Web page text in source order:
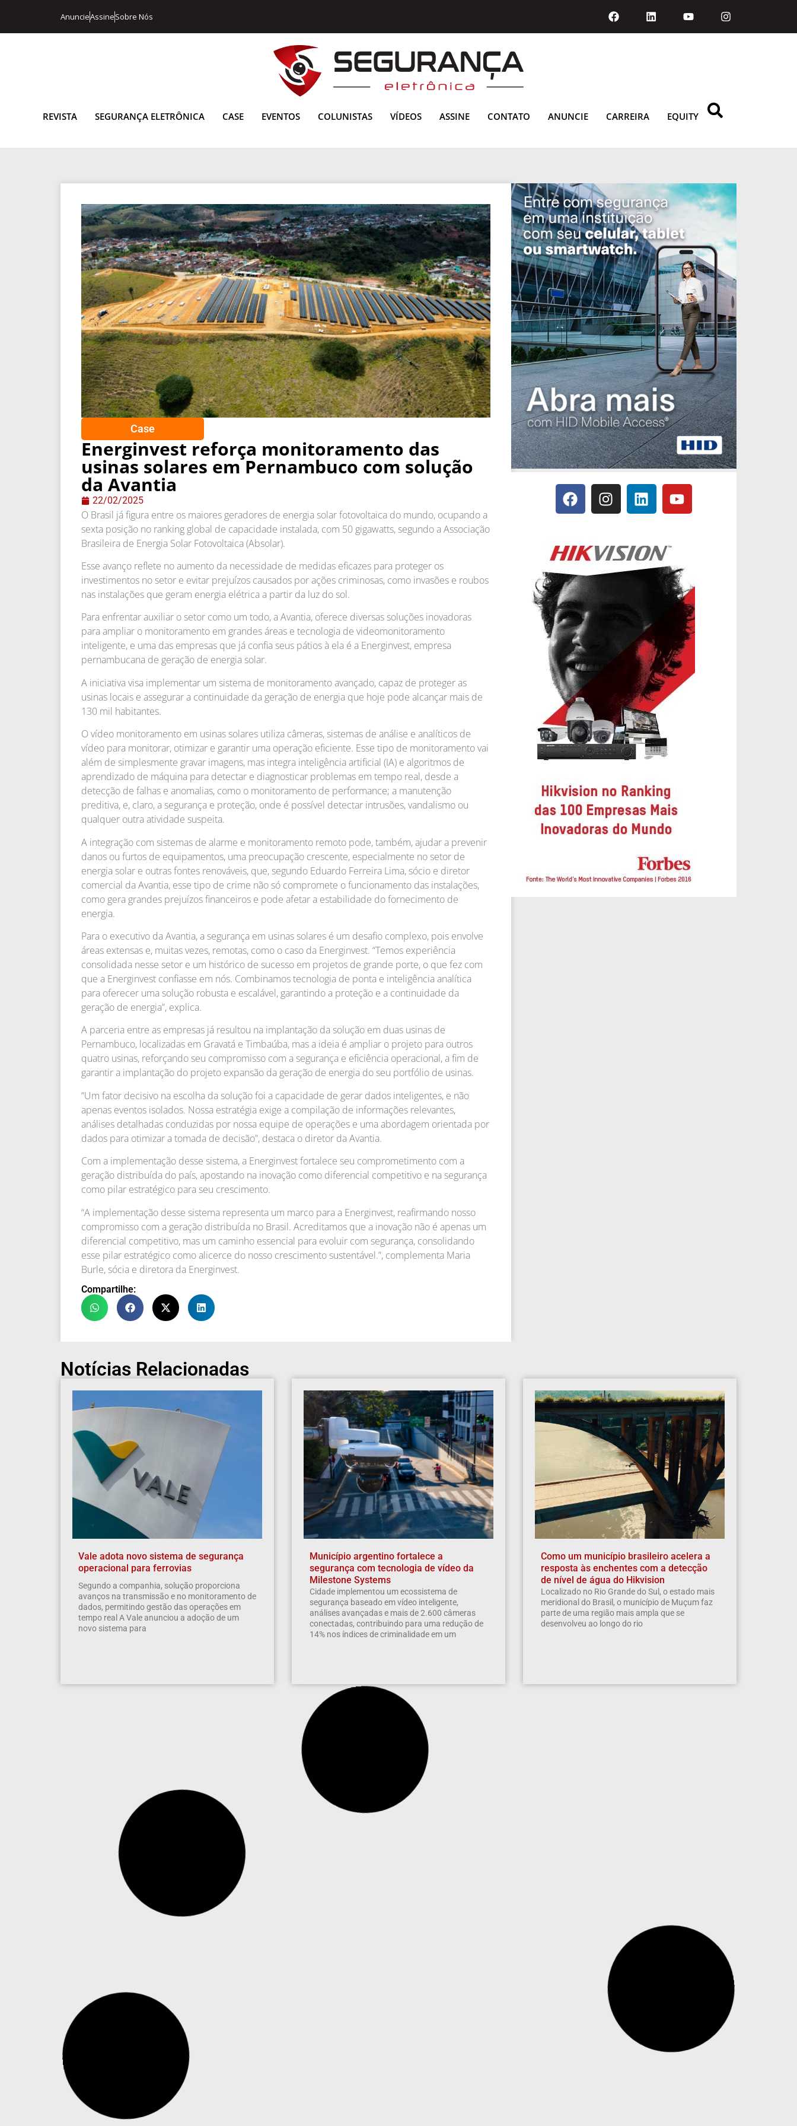
AnuncieAssineSobre Nós
REVISTA SEGURANÇA ELETRÔNICA CASE EVENTOS COLUNISTAS VÍDEOS ASSINE CONTATO ANUNCIE CARREIRA EQUITY
Case
Energinvest reforça monitoramento das
usinas solares em Pernambuco com solução
da Avantia
22/02/2025
O Brasil já figura entre os maiores geradores de energia solar fotovoltaica do mundo, ocupando a
sexta posição no ranking global de capacidade instalada, com 50 gigawatts, segundo a Associação
Brasileira de Energia Solar Fotovoltaica (Absolar).
Esse avanço reflete no aumento da necessidade de medidas eficazes para proteger os
investimentos no setor e evitar prejuízos causados por ações criminosas, como invasões e roubos
nas instalações que geram energia elétrica a partir da luz do sol.
Para enfrentar auxiliar o setor como um todo, a Avantia, oferece diversas soluções inovadoras
para ampliar o monitoramento em grandes áreas e tecnologia de videomonitoramento
inteligente, e uma das empresas que já confia seus pátios à ela é a Energinvest, empresa
pernambucana de geração de energia solar.
A iniciativa visa implementar um sistema de monitoramento avançado, capaz de proteger as
usinas locais e assegurar a continuidade da geração de energia que hoje pode alcançar mais de
130 mil habitantes.
O vídeo monitoramento em usinas solares utiliza câmeras, sistemas de análise e analíticos de
vídeo para monitorar, otimizar e garantir uma operação eficiente. Esse tipo de monitoramento vai
além de simplesmente gravar imagens, mas integra inteligência artificial (IA) e algoritmos de
aprendizado de máquina para detectar e diagnosticar problemas em tempo real, desde a
detecção de falhas e anomalias, como o monitoramento de performance; a manutenção
preditiva, e, claro, a segurança e proteção, onde é possível detectar intrusões, vandalismo ou
qualquer outra atividade suspeita.
A integração com sistemas de alarme e monitoramento remoto pode, também, ajudar a prevenir
danos ou furtos de equipamentos, uma preocupação crescente, especialmente no setor de
energia solar e outras fontes renováveis, que, segundo Eduardo Ferreira Lima, sócio e diretor
comercial da Avantia, esse tipo de crime não só compromete o funcionamento das instalações,
como gera grandes prejuízos financeiros e pode afetar a estabilidade do fornecimento de
energia.
Para o executivo da Avantia, a segurança em usinas solares é um desafio complexo, pois envolve
áreas extensas e, muitas vezes, remotas, como o caso da Energinvest. “Temos experiência
consolidada nesse setor e um histórico de sucesso em projetos de grande porte, o que fez com
que a Energinvest confiasse em nós. Combinamos tecnologia de ponta e inteligência analítica
para oferecer uma solução robusta e escalável, garantindo a proteção e a continuidade da
geração de energia”, explica.
A parceria entre as empresas já resultou na implantação da solução em duas usinas de
Pernambuco, localizadas em Gravatá e Timbaúba, mas a ideia é ampliar o projeto para outros
quatro usinas, reforçando seu compromisso com a segurança e eficiência operacional, a fim de
garantir a implantação do projeto expansão da geração de energia do seu portfólio de usinas.
“Um fator decisivo na escolha da solução foi a capacidade de gerar dados inteligentes, e não
apenas eventos isolados. Nossa estratégia exige a compilação de informações relevantes,
análises detalhadas conduzidas por nossa equipe de operações e uma abordagem orientada por
dados para otimizar a tomada de decisão”, destaca o diretor da Avantia.
Com a implementação desse sistema, a Energinvest fortalece seu comprometimento com a
geração distribuída do país, apostando na inovação como diferencial competitivo e na segurança
como pilar estratégico para seu crescimento.
“A implementação desse sistema representa um marco para a Energinvest, reafirmando nosso
compromisso com a geração distribuída no Brasil. Acreditamos que a inovação não é apenas um
diferencial competitivo, mas um caminho essencial para evoluir com segurança, consolidando
esse pilar estratégico como alicerce do nosso crescimento sustentável.”, complementa Maria
Burle, sócia e diretora da Energinvest.
Compartilhe:
Notícias Relacionadas
Vale adota novo sistema de segurança
operacional para ferrovias
Segundo a companhia, solução proporciona
avanços na transmissão e no monitoramento de
dados, permitindo gestão das operações em
tempo real A Vale anunciou a adoção de um
novo sistema para
Município argentino fortalece a
segurança com tecnologia de vídeo da
Milestone Systems
Cidade implementou um ecossistema de
segurança baseado em vídeo inteligente,
análises avançadas e mais de 2.600 câmeras
conectadas, contribuindo para uma redução de
14% nos índices de criminalidade em um
Como um município brasileiro acelera a
resposta às enchentes com a detecção
de nível de água do Hikvision
Localizado no Rio Grande do Sul, o estado mais
meridional do Brasil, o município de Muçum faz
parte de uma região mais ampla que se
desenvolveu ao longo do rio
Parque de aventuras implanta câmeras
de rede Axis, controle de acesso e
sistemas de áudio inteligente
Recursos analíticos de vídeo da Axis ajudam a
República Oriental del Uruguay (BROU) por mais
de 20 anos, cuja infraestrutura de
videosegurança hoje se baseia na plataforma